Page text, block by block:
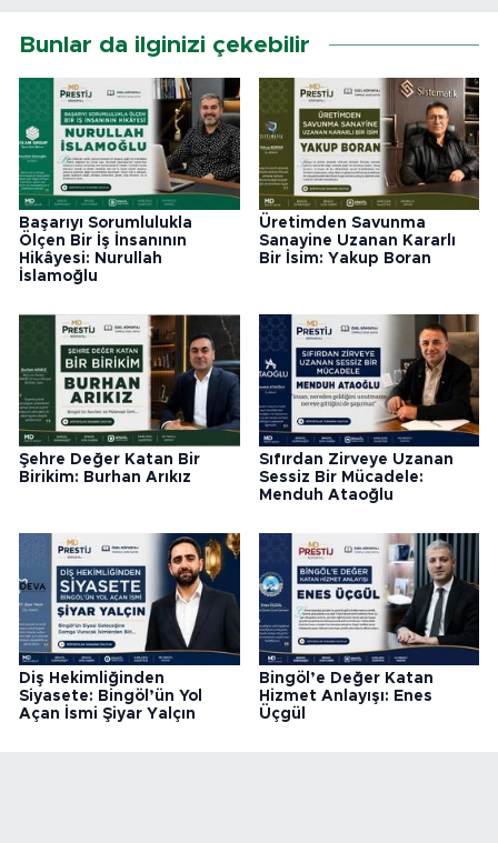
Bunlar da ilginizi çekebilir
Başarıyı Sorumlulukla
Ölçen Bir İş İnsanının
Hikâyesi: Nurullah
İslamoğlu
Üretimden Savunma
Sanayine Uzanan Kararlı
Bir İsim: Yakup Boran
Şehre Değer Katan Bir
Birikim: Burhan Arıkız
Sıfırdan Zirveye Uzanan
Sessiz Bir Mücadele:
Menduh Ataoğlu
Diş Hekimliğinden
Siyasete: Bingöl’ün Yol
Açan İsmi Şiyar Yalçın
Bingöl’e Değer Katan
Hizmet Anlayışı: Enes
Üçgül